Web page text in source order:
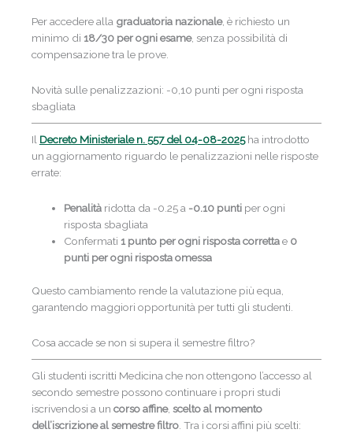
Per accedere alla graduatoria nazionale, è richiesto un
minimo di 18/30 per ogni esame, senza possibilità di
compensazione tra le prove.
Novità sulle penalizzazioni: -0,10 punti per ogni risposta
sbagliata
Il Decreto Ministeriale n. 557 del 04-08-2025ha introdotto
un aggiornamento riguardo le penalizzazioni nelle risposte
errate:
Penalità ridotta da -0.25 a -0.10 punti per ogni
risposta sbagliata
Confermati 1 punto per ogni risposta correttae 0
punti per ogni risposta omessa
Questo cambiamento rende la valutazione più equa,
garantendo maggiori opportunità per tutti gli studenti.
Cosa accade se non si supera il semestre filtro?
Gli studenti iscritti Medicina che non ottengono l’accesso al
secondo semestre possono continuare i propri studi
iscrivendosi a un corso affine, scelto al momento
dell’iscrizione al semestre filtro . Tra i corsi affini più scelti: